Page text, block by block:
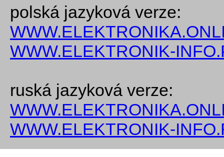
polská jazyková verze:
WWW.ELEKTRONIK-
ruská jazyková verze:
WWW.ELEKTRONIK-